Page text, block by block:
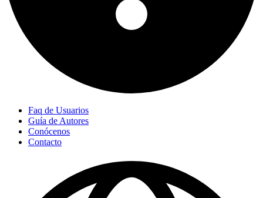
Faq de Usuarios
Guía de Autores
Conócenos
Contacto